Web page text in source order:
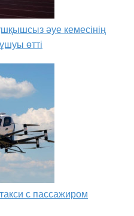
әуе кемесінің
өтті
с пассажиром